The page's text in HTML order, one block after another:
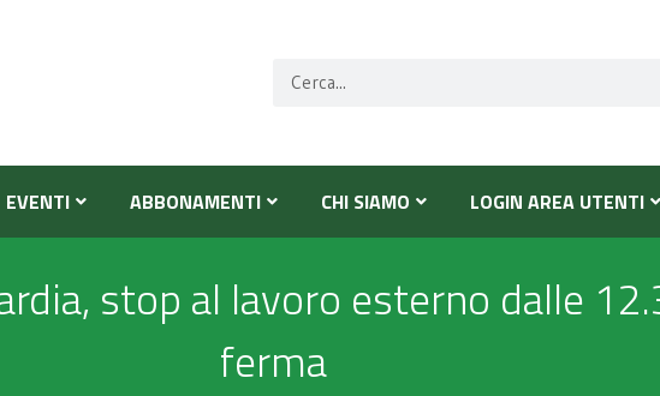
EVENTI ABBONAMENTI CHI SIAMO LOGIN AREA UTENTI
stop al lavoro esterno dalle
ferma